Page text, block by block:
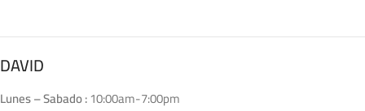
DAVID
Lunes – Sabado :10:00am-7:00pm